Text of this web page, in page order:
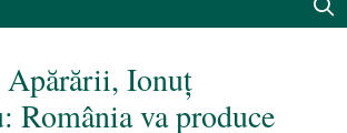
Ionuț
România va produce